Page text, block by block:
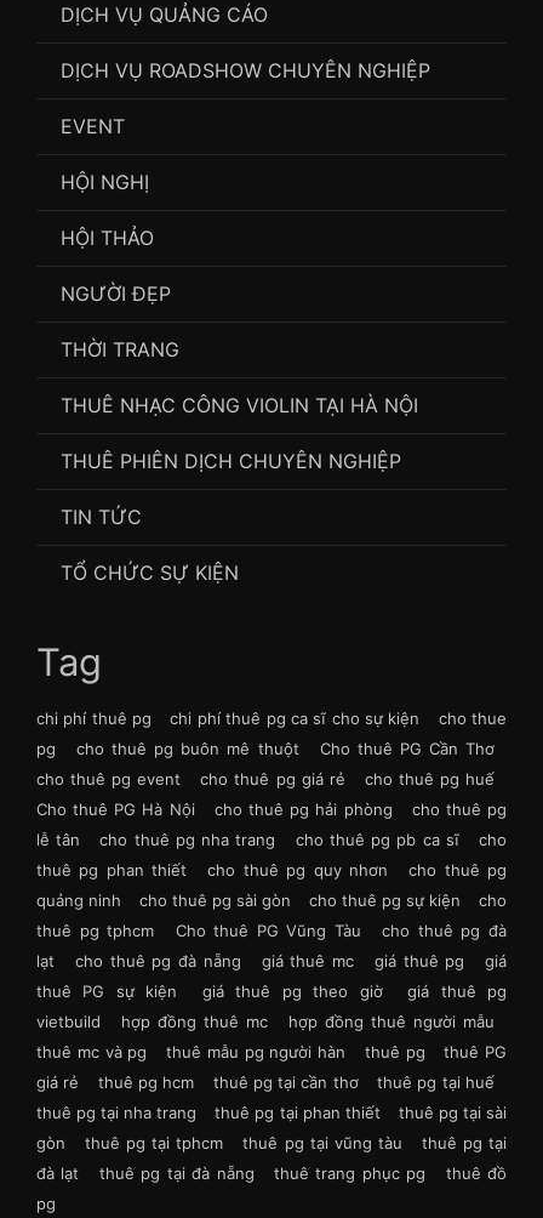
DỊCH VỤ QUẢNG CÁO
DỊCH VỤ ROADSHOW CHUYÊN NGHIỆP
EVENT
HỘI NGHỊ
HỘI THẢO
NGƯỜI ĐẸP
THỜI TRANG
THUÊ NHẠC CÔNG VIOLIN TẠI HÀ NỘI
THUÊ PHIÊN DỊCH CHUYÊN NGHIỆP
TIN TỨC
TỔ CHỨC SỰ KIỆN
Tag
chi phí thuê pg chi phí thuê pg ca sĩ cho sự kiện
cho thue
pg
cho thuê pg buôn mê thuột
Cho thuê PG Cần Thơ
cho thuê pg event
cho thuê pg giá rẻ
cho thuê pg huế
Cho thuê PG Hà Nội
cho thuê pg hải phòng
cho thuê pg
lễ tân
cho thuê pg nha trang cho thuê pg pb ca sĩ
cho
thuê pg phan thiết
cho thuê pg quy nhơn
cho thuê pg
quảng ninh
cho thuê pg sài gòn cho thuê pg sự kiện
cho
thuê pg tphcm
Cho thuê PG Vũng Tàu
cho thuê pg đà
lạt
cho thuê pg đà nẵng giá thuê mc giá thuê pg
giá
thuê PG sự kiện
giá thuê pg theo giờ
giá thuê pg
vietbuild
hợp đồng thuê mc
hợp đồng thuê người mẫu
thuê mc và pg
thuê mẫu pg người hàn thuê pg
thuê PG
giá rẻ
thuê pg hcm thuê pg tại cần thơ
thuê pg tại huế
thuê pg tại nha trang
thuê pg tại phan thiết
thuê pg tại sài
gòn
thuê pg tại tphcm thuê pg tại vũng tàu
thuê pg tại
đà lạt
thuê pg tại đà nẵng thuê trang phục pg
thuê đồ
pg